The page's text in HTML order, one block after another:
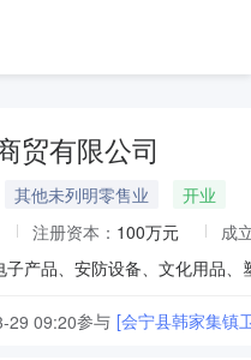
贸有限公司
其他未列明零售业
开业
注册资本： 100万元
成
29 09:20参与 [会宁县韩家集镇